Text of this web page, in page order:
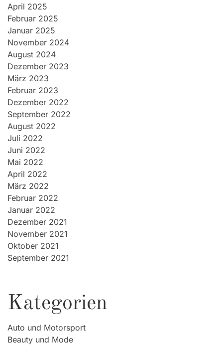
April 2025
Februar 2025
Januar 2025
November 2024
August 2024
Dezember 2023
März 2023
Februar 2023
Dezember 2022
September 2022
August 2022
Juli 2022
Juni 2022
Mai 2022
April 2022
März 2022
Februar 2022
Januar 2022
Dezember 2021
November 2021
Oktober 2021
September 2021
Kategorien
Auto und Motorsport
Beauty und Mode